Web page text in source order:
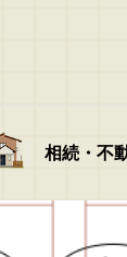
相続・不